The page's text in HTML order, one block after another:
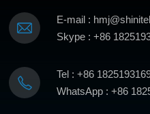
E-mail :
Skype : +86
Tel : +86
WhatsApp : +86